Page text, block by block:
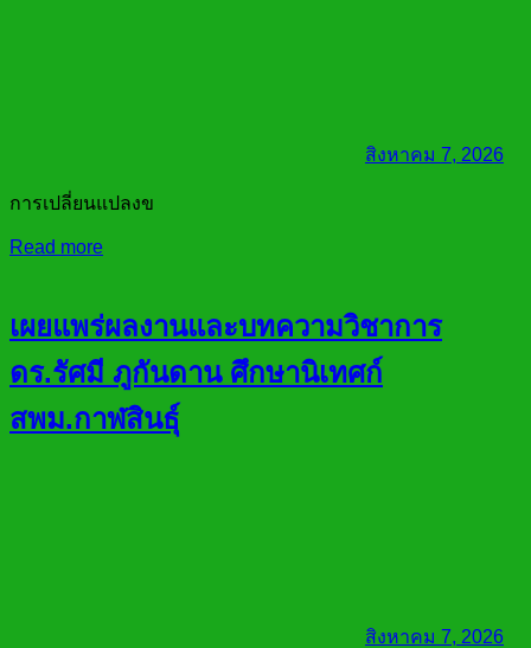
สิงหาคม 7, 2026
การเปลี่ยนแปลงข
Read more
เผยแพร่ผลงานและบทความวิชาการ
ดร.รัศมี ภูกันดาน ศึกษานิเทศก์
สพม.กาฬสินธุ์
สิงหาคม 7, 2026